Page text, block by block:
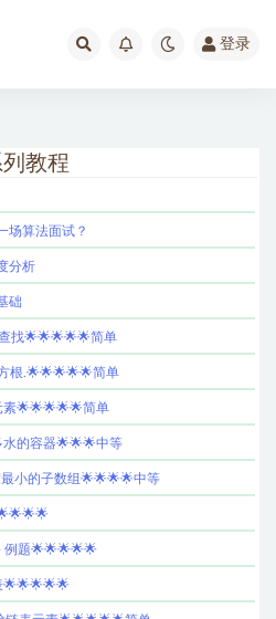
登录
教程
场算法面试？
分析
础
找🌟🌟🌟🌟🌟简单
根.🌟🌟🌟🌟🌟简单
素🌟🌟🌟🌟🌟简单
水的容器🌟🌟🌟中等
小的子数组🌟🌟🌟🌟中等
例题🌟🌟🌟🌟🌟